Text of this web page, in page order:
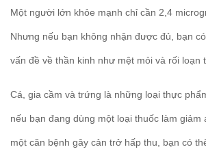
Một người lớn khỏe mạnh chỉ cần 2,4
Nhưng nếu bạn không nhận được đủ, bạn
vấn đề về thần kinh như mệt mỏi và rối loạn
Cá, gia cầm và trứng là những loại thực
nếu bạn đang dùng một loại thuốc làm giảm
một căn bệnh gây cản trở hấp thu, bạn có